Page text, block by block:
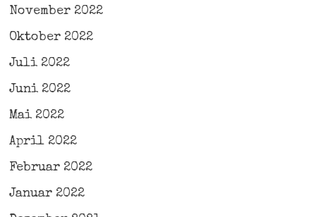
November 2022
Oktober 2022
Juli 2022
Juni 2022
Mai 2022
April 2022
Februar 2022
Januar 2022